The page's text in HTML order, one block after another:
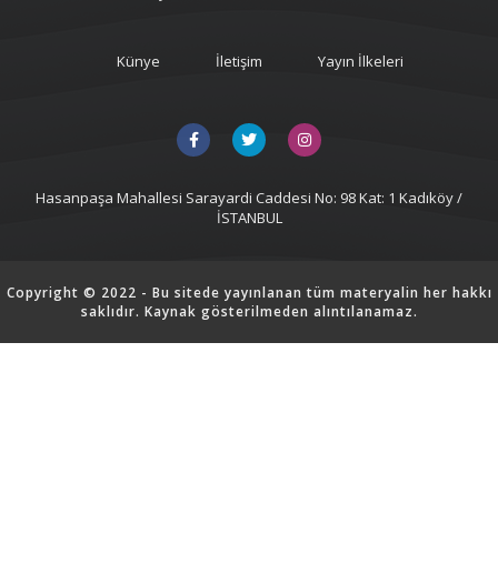
Künye İletişim Yayın İlkeleri
Hasanpaşa Mahallesi Sarayardi Caddesi No: 98 Kat: 1 Kadıköy /
İSTANBUL
Copyright © 2022 - Bu sitede yayınlanan tüm materyalin her hakkı
saklıdır. Kaynak gösterilmeden alıntılanamaz.